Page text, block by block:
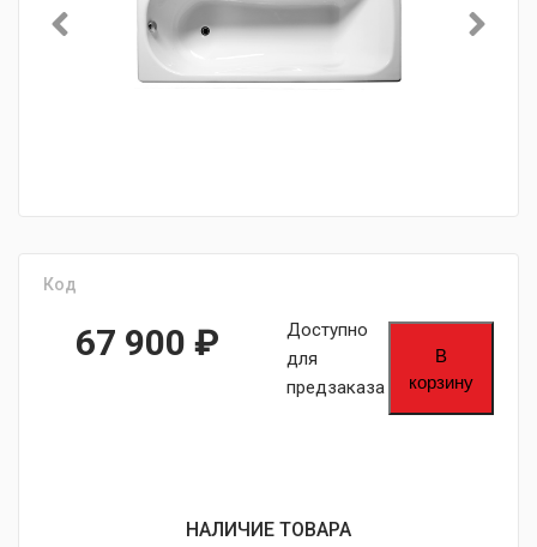
Код
67 900 ₽
Доступно
для
предзаказа
В
корзину
НАЛИЧИЕ ТОВАРА